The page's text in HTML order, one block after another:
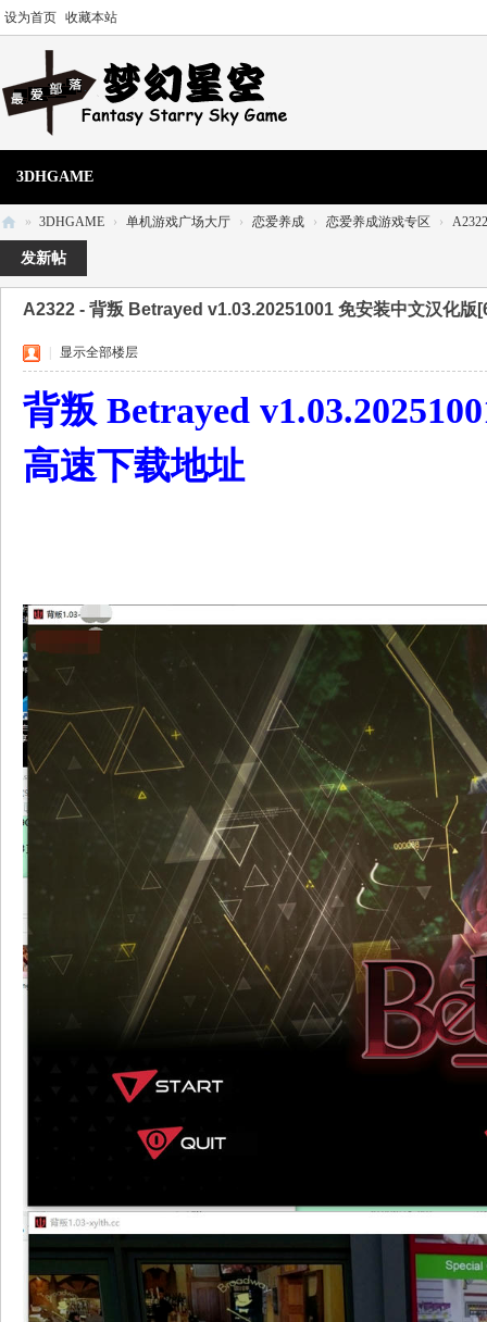
设为首页 收藏本站
3DHGAME
D
» 3DHGAME › 单机游戏广场大厅 › 恋爱养成 › 恋爱养成游戏专区 ›
发新帖
A2322 - 背叛 Betrayed v1.03.20251001 免安装中文汉化版
显示全部楼层
背叛 Betrayed
高速下载地址